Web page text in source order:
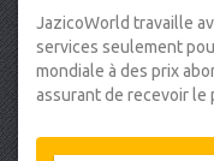
JazicoWorld travaille
services seulement
mondiale à des prix
assurant de recevoir le